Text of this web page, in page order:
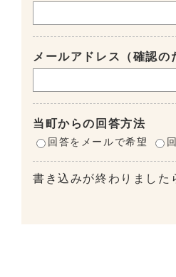
メールアドレス（確認
当町からの回答方法
回答をメールで希望
書き込みが終わりました